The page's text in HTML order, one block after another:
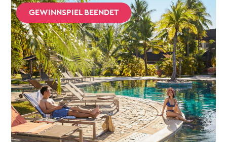
GEWINNSPIEL BEENDET